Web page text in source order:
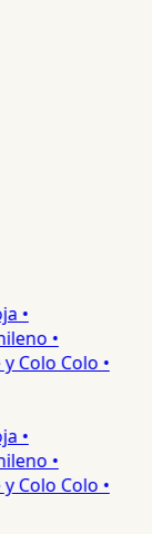
•
Colo •
•
Colo •